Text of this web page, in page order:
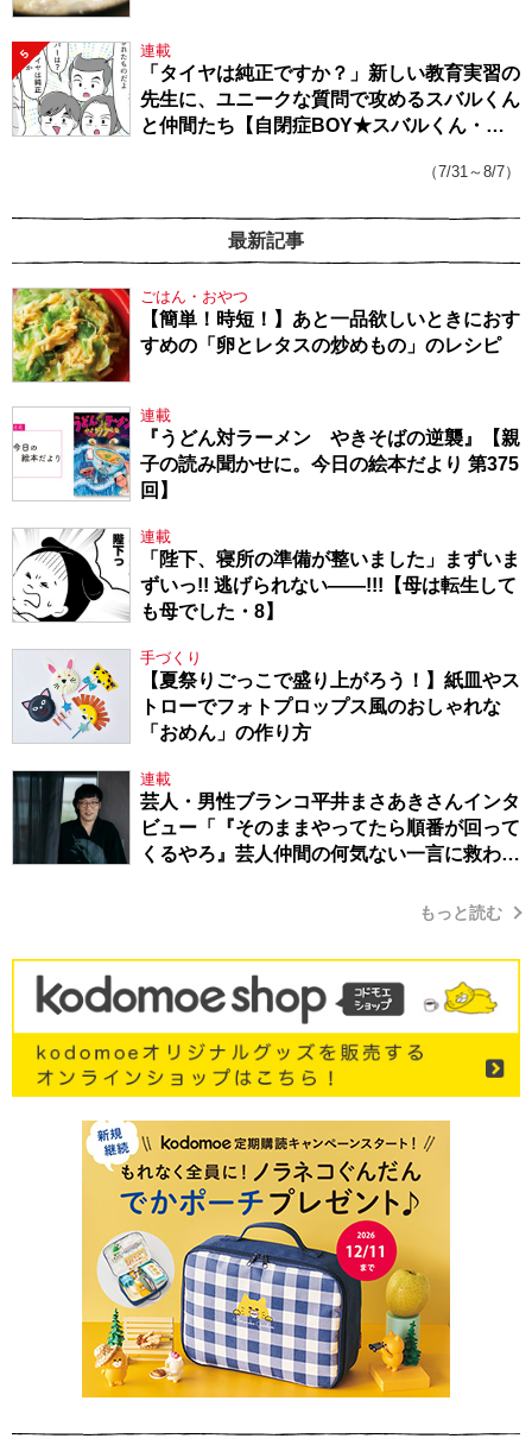
5 連載
「タイヤは純正ですか？」新しい教育実習の
先生に、ユニークな質問で攻めるスバルくん
と仲間たち【自閉症BOY★スバルくん・
（7/31～8/7）
最新記事
ごはん・おやつ
【簡単！時短！】あと一品欲しいときにおす
すめの「卵とレタスの炒めもの」のレシピ
連載
『うどん対ラーメン やきそばの逆襲』【親
子の読み聞かせに。今日の絵本だより 第375
回】
連載
「陛下、寝所の準備が整いました」まずいま
ずいっ!! 逃げられない――!!!【母は転生して
も母でした・8】
手づくり
【夏祭りごっこで盛り上がろう！】紙皿やス
トローでフォトプロップス風のおしゃれな
「おめん」の作り方
連載
芸人・男性ブランコ平井まさあきさんインタ
ビュー「『そのままやってたら順番が回って
くるやろ』芸人仲間の何気ない一言に救われ
もっと読む